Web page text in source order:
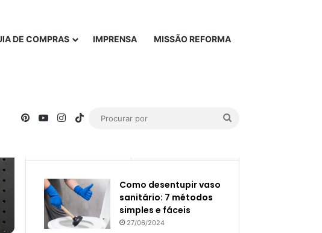
DE COMPRAS IMPRENSA MISSÃO REFORMA
PinterestYouTubeInstagram
TikTok
Como desentupir vaso
sanitário: 7 métodos
simples e fáceis
27/06/2024